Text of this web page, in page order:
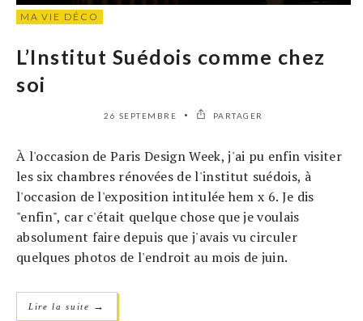
MA VIE DÉCO
L’Institut Suédois comme chez
soi
26 SEPTEMBRE PARTAGER
À l'occasion de Paris Design Week, j'ai pu enfin visiter
les six chambres rénovées de l'institut suédois, à
l'occasion de l'exposition intitulée hem x 6. Je dis
"enfin", car c'était quelque chose que je voulais
absolument faire depuis que j'avais vu circuler
quelques photos de l'endroit au mois de juin.
Lire la suite →